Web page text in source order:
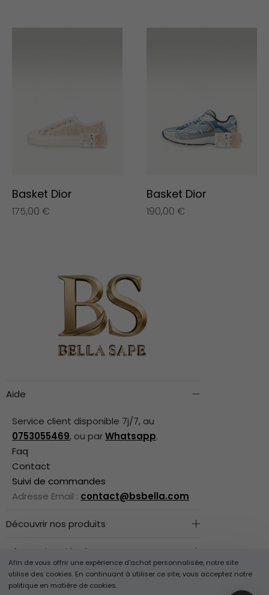
Basket Dior
175,00 €
Basket Dior
190,00 €
Aide
Service client disponible 7j/7, au
0753055469, ou parWhatsapp.
Faq
Contact
Suivi de commandes
Adresse Email : contact@bsbella.com
Découvrir nos produits
Informations légales
Suivez-Nous
Afin de vous offrir une expérience d'achat personnalisée, notre site
utilise des cookies. En continuant à utiliser ce site, vous acceptez notre
politique en matière de cookies.
Besoin d'aide ?